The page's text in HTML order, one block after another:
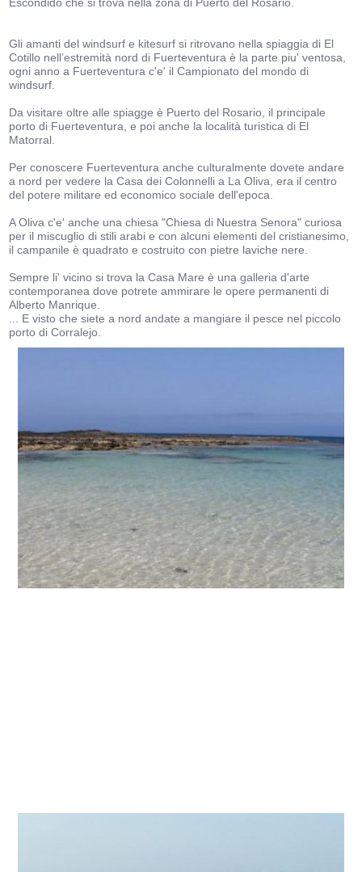
Gli amanti del windsurf e kitesurf si ritrovano nella spiaggia di El
Cotillo nell’estremità nord di Fuerteventura è la parte piu' ventosa,
ogni anno a Fuerteventura c'e' il Campionato del mondo di
windsurf.
Da visitare oltre alle spiagge è Puerto del Rosario, il principale
porto di Fuerteventura, e poi anche la località turistica di El
Matorral.
Per conoscere Fuerteventura anche culturalmente dovete andare
a nord per vedere la Casa dei Colonnelli a La Oliva, era il centro
del potere militare ed economico sociale dell'epoca.
A Oliva c'e' anche una chiesa "Chiesa di Nuestra Senora" curiosa
per il miscuglio di stili arabi e con alcuni elementi del cristianesimo,
il campanile è quadrato e costruito con pietre laviche nere.
Sempre li' vicino si trova la Casa Mare è una galleria d'arte
contemporanea dove potrete ammirare le opere permanenti di
Alberto Manrique.
... E visto che siete a nord andate a mangiare il pesce nel piccolo
porto di Corralejo.